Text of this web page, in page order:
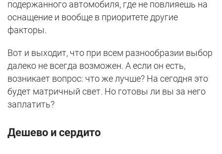
подержанного автомобиля, где не повлияешь на
оснащение и вообще в приоритете другие
факторы.
Вот и выходит, что при всем разнообразии выбор
далеко не всегда возможен. А если он есть,
возникает вопрос: что же лучше? На сегодня это
будет матричный свет. Но готовы ли вы за него
заплатить?
Дешево и сердито